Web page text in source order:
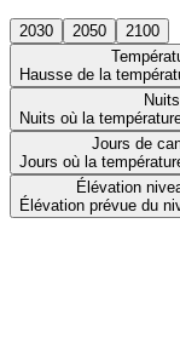
2030 2050
2100
Hausse de la
Nuits où la
Jours de
Jours où la
Élévation
Élévation prévue du